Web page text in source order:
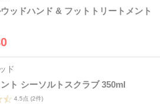
ッドハンド & フットトリートメント
ド
ト シーソルトスクラブ 350ml
4.5点 (2件)